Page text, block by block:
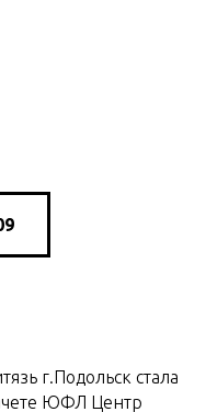
г.Подольск стала
ЮФЛ Центр